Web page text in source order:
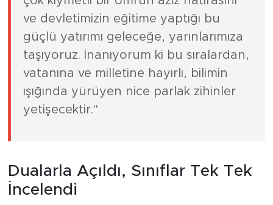
ve devletimizin eğitime yaptığı bu
güçlü yatırımı geleceğe, yarınlarımıza
taşıyoruz. İnanıyorum ki bu sıralardan,
vatanına ve milletine hayırlı, bilimin
ışığında yürüyen nice parlak zihinler
yetişecektir."
Dualarla Açıldı, Sınıflar Tek Tek
İncelendi